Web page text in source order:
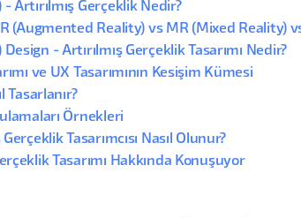
Artırılmış Gerçeklik Nedir?
(Augmented Reality) vs MR (Mixed Reality)
- Artırılmış Gerçeklik Tasarımı Nedir?
ve UX Tasarımının Kesişim Kümesi
Tasarlanır?
Örnekleri
Tasarımcısı Nasıl Olunur?
Tasarımı Hakkında Konuşuyor